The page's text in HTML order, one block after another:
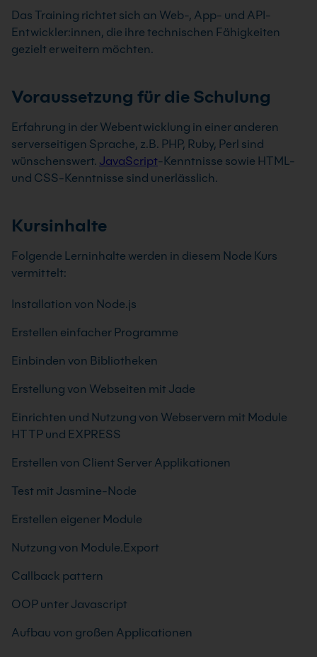
Das Training richtet sich an Web-, App- und API-
Entwickler:innen, die ihre technischen Fähigkeiten
gezielt erweitern möchten.
Voraussetzung für die Schulung
Erfahrung in der Webentwicklung in einer anderen
serverseitigen Sprache, z.B. PHP, Ruby, Perl sind
wünschenswert. JavaScript-Kenntnisse sowie HTML-
und CSS-Kenntnisse sind unerlässlich.
Kursinhalte
Folgende Lerninhalte werden in diesem Node Kurs
vermittelt:
Installation von Node.js
Erstellen einfacher Programme
Einbinden von Bibliotheken
Erstellung von Webseiten mit Jade
Einrichten und Nutzung von Webservern mit Module
HTTP und EXPRESS
Erstellen von Client Server Applikationen
Test mit Jasmine-Node
Erstellen eigener Module
Nutzung von Module.Export
Callback pattern
OOP unter Javascript
Aufbau von großen Applicationen